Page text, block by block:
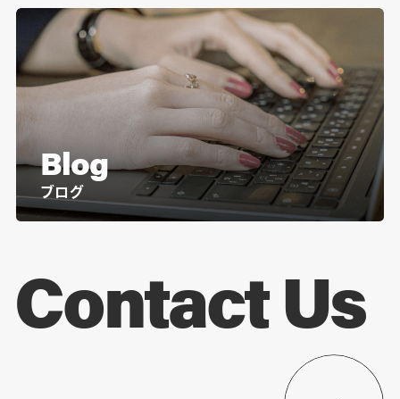
Blog
ブログ
Contact Us